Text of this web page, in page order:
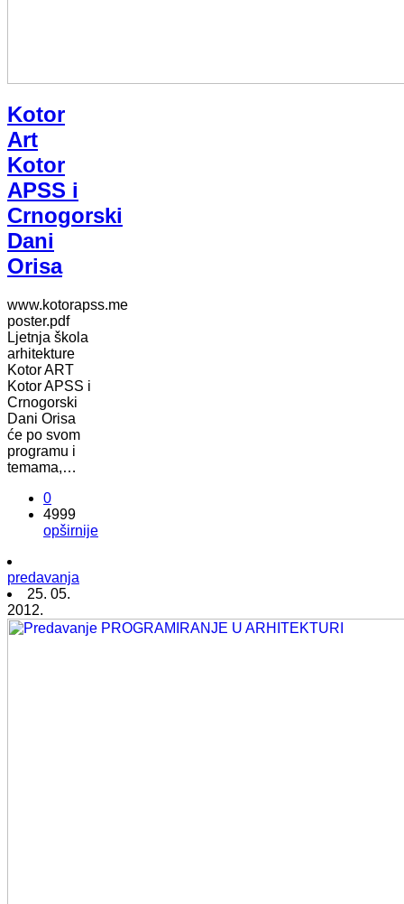
Kotor
Art
Kotor
APSS i
Crnogorski
Dani
Orisa
www.kotorapss.me
poster.pdf
Ljetnja škola
arhitekture
Kotor ART
Kotor APSS i
Crnogorski
Dani Orisa
će po svom
programu i
temama,…
0
4999
opširnije
predavanja
25. 05.
2012.